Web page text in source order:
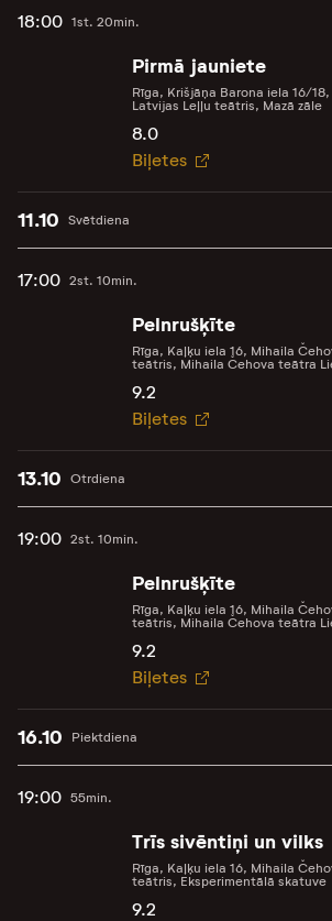
18:00 1st. 20min.
Pirmā jauniete
Rīga, Krišjāņa Barona iela 16/
Latvijas Leļļu teātris, Mazā zāle
8.0
Biļetes
Svētdiena
11.10
17:00 2st. 10min.
Pelnrušķīte
Rīga, Kaļķu iela 16, Mihaila
teātris, Mihaila Čehova teātra
9.2
Biļetes
Otrdiena
13.10
19:00 2st. 10min.
Pelnrušķīte
Rīga, Kaļķu iela 16, Mihaila
teātris, Mihaila Čehova teātra
9.2
Biļetes
Piektdiena
16.10
19:00 55min.
Trīs sivēntiņi un vilks
Rīga, Kaļķu iela 16, Mihaila
teātris, Eksperimentālā skatuve
9.2